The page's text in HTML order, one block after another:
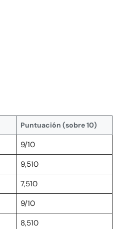
Puntuación (sobre 10)
9/10
9,510
7,510
9/10
8,510